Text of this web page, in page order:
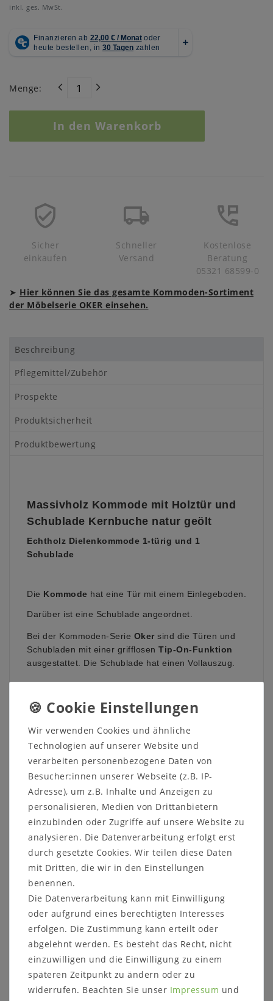
inkl. ges. MwSt.
Menge:
In den Warenkorb
Sicher
einkaufen
Schneller
Versand
Kostenlose
Beratung
05321 68599-0
➤ Hier können Sie das gesamte Kommoden-Sortiment
der Möbelserie OKER einsehen.
Beschreibung
Pflegemittel/Zubehör
Prospekte
Produktsicherheit
Produktbewertung
Massivholz Kommode mit Holztür und
Schublade Kernbuche natur geölt
Echtholz Dielenkommode 1-türig und 1
Schublade
Die Kommode hat eine Tür mit einem Einlegeboden.
Darüber ist eine Schublade angeordnet.
Bei der Kommoden-Serie Oker sind die Türen und
Schubladen mit einer grifflosen Tip-On-Funktion
ausgestattet. Die Schublade hat einen Vollauszug.
Maße oder Farbe sind nicht das, was Sie suchen
KontaktierenSie uns auf unserer Internetseite
oder rufen Sie uns an unter05321/685990
sowie der Lichtverhältnisse beim Fotografieren kann
es dazu führen, dass die Farbe des Artikels nicht
authentisch wiedergegeben wird.
Details:
Wir verwenden Cookies und ähnliche
Technologien auf unserer Website und
verarbeiten personenbezogene Daten von
Besucher:innen unserer Webseite (z.B. IP-
Adresse), um z.B. Inhalte und Anzeigen zu
personalisieren, Medien von Drittanbietern
einzubinden oder Zugriffe auf unsere Website zu
analysieren. Die Datenverarbeitung erfolgt erst
durch gesetzte Cookies. Wir teilen diese Daten
mit Dritten, die wir in den Einstellungen
benennen.
Die Datenverarbeitung kann mit Einwilligung
oder aufgrund eines berechtigten Interesses
erfolgen. Die Zustimmung kann erteilt oder
abgelehnt werden. Es besteht das Recht, nicht
einzuwilligen und die Einwilligung zu einem
späteren Zeitpunkt zu ändern oder zu
widerrufen. Beachten Sie unser Impressum und